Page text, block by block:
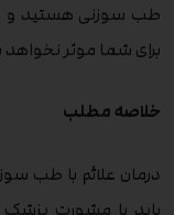
طب سوزنی هستید و
برای شما موثر نخواهد
خلاصه مطلب
درمان علائم با طب
باید با مشورت